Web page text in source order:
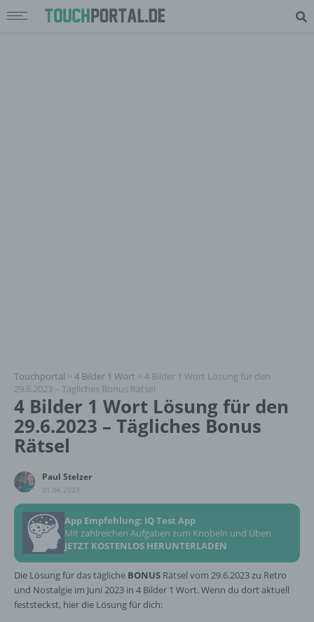
Touchportal > 4 Bilder 1 Wort > 4 Bilder 1 Wort Lösung für den
29.6.2023 – Tägliches Bonus Rätsel
4 Bilder 1 Wort Lösung für den
29.6.2023 – Tägliches Bonus
Rätsel
Paul Stelzer
01.06.2023
App Empfehlung: IQ Test App
Mit zahlreichen Aufgaben zum Knobeln und Üben
JETZT KOSTENLOS HERUNTERLADEN
Die Lösung für das tägliche BONUS Rätsel vom 29.6.2023 zu Retro
und Nostalgie im Juni 2023 in 4 Bilder 1 Wort. Wenn du dort aktuell
feststeckst, hier die Lösung für dich: